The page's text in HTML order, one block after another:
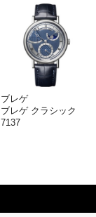
ブレゲ
ブレゲ クラシック
7137